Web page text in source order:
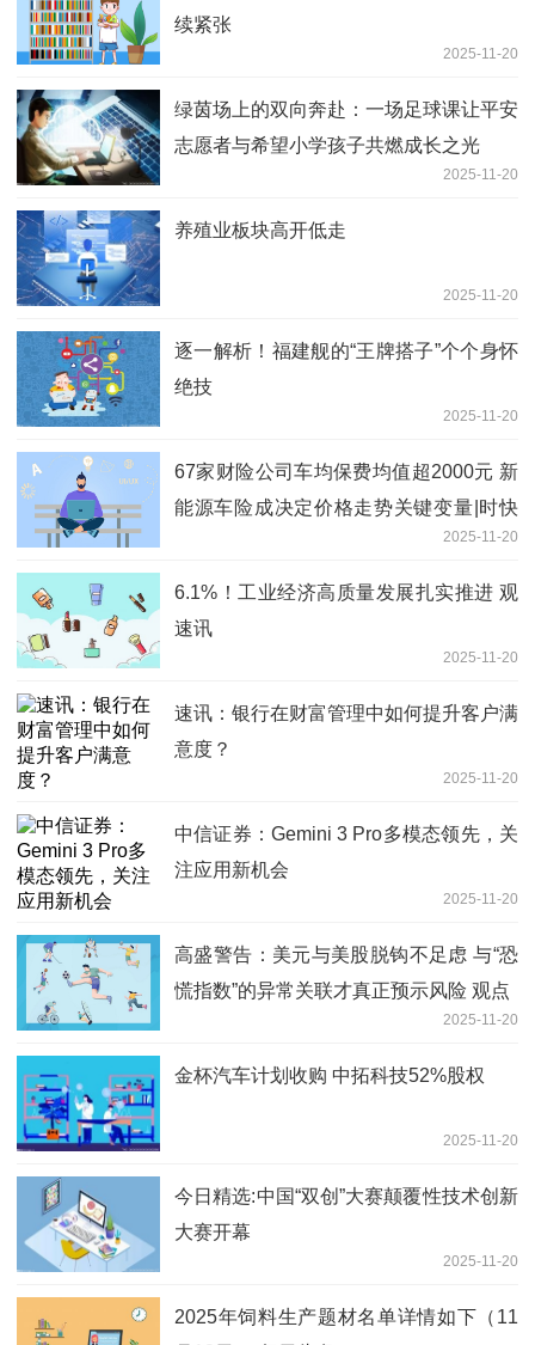
续紧张
2025-11-20
绿茵场上的双向奔赴：一场足球课让平安
志愿者与希望小学孩子共燃成长之光
2025-11-20
养殖业板块高开低走
2025-11-20
逐一解析！福建舰的“王牌搭子”个个身怀
绝技
2025-11-20
67家财险公司车均保费均值超2000元 新
能源车险成决定价格走势关键变量|时快
2025-11-20
6.1%！工业经济高质量发展扎实推进 观
速讯
2025-11-20
速讯：银行在财富管理中如何提升客户满
意度？
2025-11-20
中信证券：Gemini 3 Pro多模态领先，关
注应用新机会
2025-11-20
高盛警告：美元与美股脱钩不足虑 与“恐
慌指数”的异常关联才真正预示风险 观点
2025-11-20
金杯汽车计划收购 中拓科技52%股权
2025-11-20
今日精选:中国“双创”大赛颠覆性技术创新
大赛开幕
2025-11-20
2025年饲料生产题材名单详情如下（11